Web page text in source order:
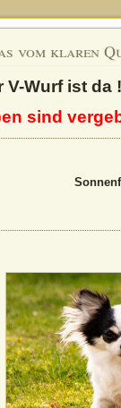
vom klaren
V-Wurf ist da !
sind